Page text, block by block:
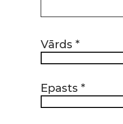
Vārds *
Epasts *